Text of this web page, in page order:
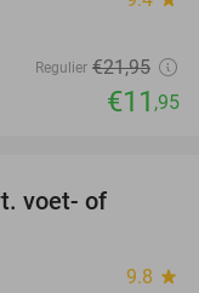
Regulier €21,95
€11 ,95
voet- of
9.8 star